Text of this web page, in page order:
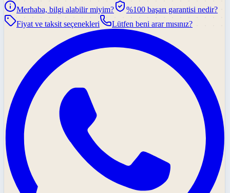
Merhaba, bilgi alabilir miyim?
%100 başarı garantisi nedir?
Fiyat ve taksit seçenekleri
Lütfen beni arar mısınız?